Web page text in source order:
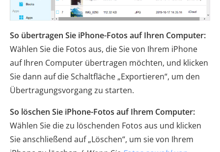
So übertragen Sie iPhone-Fotos auf Ihren Computer:
Wählen Sie die Fotos aus, die Sie von Ihrem iPhone
auf Ihren Computer übertragen möchten, und klicken
Sie dann auf die Schaltfläche „Exportieren“, um den
Übertragungsvorgang zu starten.
So löschen Sie iPhone-Fotos auf Ihrem Computer:
Wählen Sie die zu löschenden Fotos aus und klicken
Sie anschließend auf „Löschen“, um sie von Ihrem